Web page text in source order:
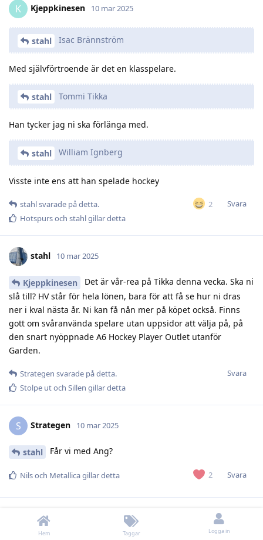
K Kjeppkinesen 10 mar 2025
stahl Isac Brännström
Med självförtroende är det en klasspelare.
stahl Tommi Tikka
Han tycker jag ni ska förlänga med.
stahl William Ignberg
Visste inte ens att han spelade hockey
2 Svara
stahlsvarade på detta.
Hotspursoch stahlgillar detta
stahl 10 mar 2025
Kjeppkinesen
Det är vår-rea på Tikka denna vecka. Ska ni
slå till? HV står för hela lönen, bara för att få se hur ni dras
ner i kval nästa år. Ni kan få nån mer på köpet också. Finns
gott om svåranvända spelare utan uppsidor att välja på, på
den snart nyöppnade A6 Hockey Player Outlet utanför
Garden.
Svara
Strategen svarade på detta.
Stolpe utoch Sillen gillar detta
S Strategen 10 mar 2025
stahl Får vi med Ang?
2 Svara
Nilsoch Metallicagillar detta
Kallzon
Hem Taggar Logga in